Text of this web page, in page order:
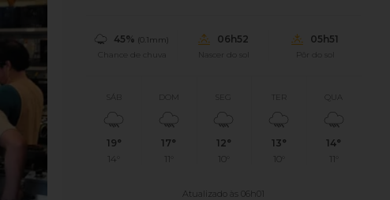
45% (0.1mm)
Chance de chuva
06h52
Nascer do sol
05h51
Pôr do sol
SÁB
19°
14°
DOM
17°
11°
12°
10°
TER
13°
10°
QUA
14°
11°
Atualizado às 06h01